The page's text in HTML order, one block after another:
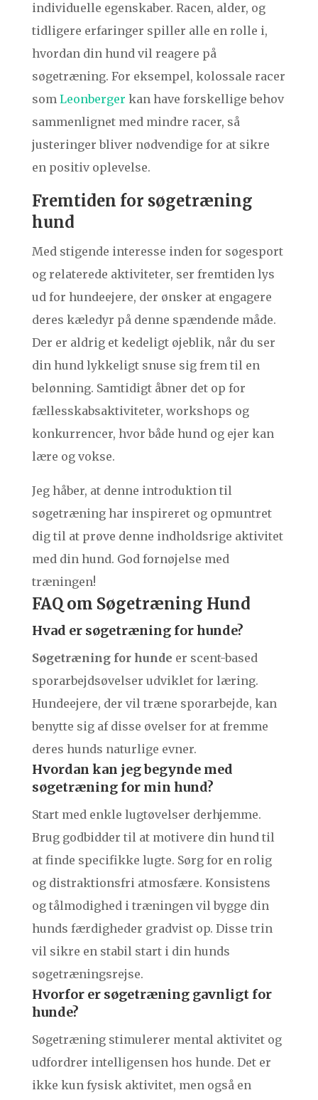
individuelle egenskaber. Racen, alder, og
tidligere erfaringer spiller alle en rolle i,
hvordan din hund vil reagere på
søgetræning. For eksempel, kolossale racer
som Leonberger kan have forskellige behov
sammenlignet med mindre racer, så
justeringer bliver nødvendige for at sikre
en positiv oplevelse.
Fremtiden for søgetræning
hund
Med stigende interesse inden for søgesport
og relaterede aktiviteter, ser fremtiden lys
ud for hundeejere, der ønsker at engagere
deres kæledyr på denne spændende måde.
Der er aldrig et kedeligt øjeblik, når du ser
din hund lykkeligt snuse sig frem til en
belønning. Samtidigt åbner det op for
fællesskabsaktiviteter, workshops og
konkurrencer, hvor både hund og ejer kan
lære og vokse.
Jeg håber, at denne introduktion til
søgetræning har inspireret og opmuntret
dig til at prøve denne indholdsrige aktivitet
med din hund. God fornøjelse med
træningen!
FAQ om Søgetræning Hund
Hvad er søgetræning for hunde?
Søgetræning for hunde er scent-based
sporarbejdsøvelser udviklet for læring.
Hundeejere, der vil træne sporarbejde, kan
benytte sig af disse øvelser for at fremme
deres hunds naturlige evner.
Hvordan kan jeg begynde med
søgetræning for min hund?
Start med enkle lugtøvelser derhjemme.
Brug godbidder til at motivere din hund til
at finde specifikke lugte. Sørg for en rolig
og distraktionsfri atmosfære. Konsistens
og tålmodighed i træningen vil bygge din
hunds færdigheder gradvist op. Disse trin
vil sikre en stabil start i din hunds
søgetræningsrejse.
Hvorfor er søgetræning gavnligt for
hunde?
Søgetræning stimulerer mental aktivitet og
udfordrer intelligensen hos hunde. Det er
ikke kun fysisk aktivitet, men også en